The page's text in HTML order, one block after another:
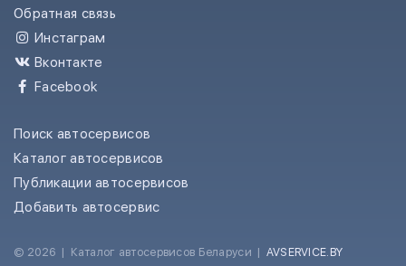
Обратная связь
Инстаграм
Вконтакте
Facebook
Поиск автосервисов
Каталог автосервисов
Публикации автосервисов
Добавить автосервис
© 2026 | Каталог автосервисов Беларуси | AVSERVICE.BY